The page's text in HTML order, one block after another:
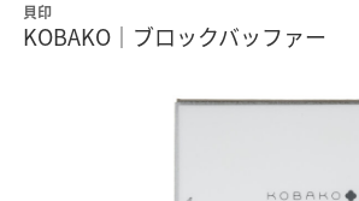
貝印
KOBAKO｜ブロックバッファー